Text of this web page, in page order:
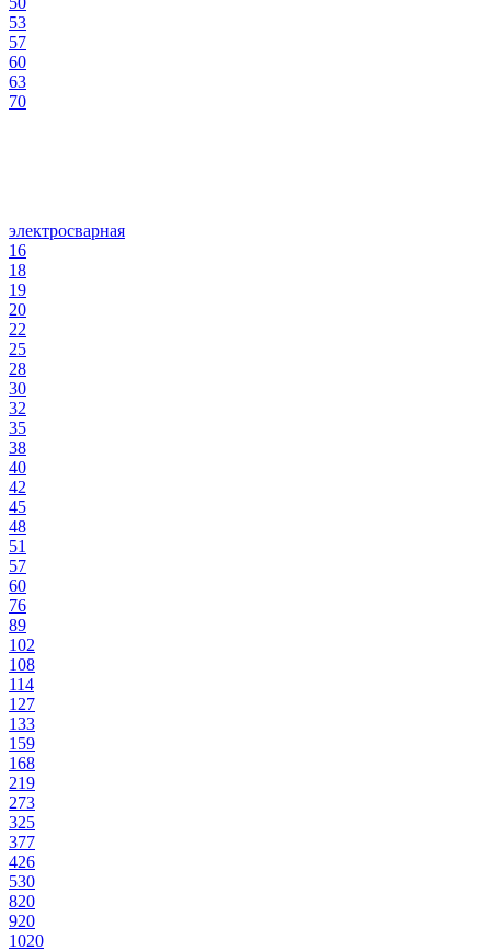
53
57
60
63
70
электросварная
16
18
19
20
22
25
28
30
32
35
38
40
42
45
48
51
57
60
76
89
102
108
114
127
133
159
168
219
273
325
377
426
530
820
920
1020